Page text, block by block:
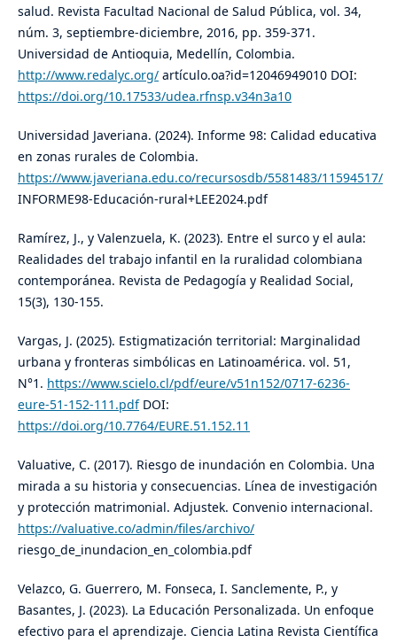
salud. Revista Facultad Nacional de Salud Pública, vol. 34,
núm. 3, septiembre-diciembre, 2016, pp. 359-371.
Universidad de Antioquia, Medellín, Colombia.
http://www.redalyc.org/artículo.oa?id=12046949010 DOI:
https://doi.org/10.17533/udea.rfnsp.v34n3a10
Universidad Javeriana. (2024). Informe 98: Calidad educativa
en zonas rurales de Colombia.
https://www.javeriana.edu.co/recursosdb/5581483/11594517/
INFORME98-Educación-rural+LEE2024.pdf
Ramírez, J., y Valenzuela, K. (2023). Entre el surco y el aula:
Realidades del trabajo infantil en la ruralidad colombiana
contemporánea. Revista de Pedagogía y Realidad Social,
15(3), 130-155.
Vargas, J. (2025). Estigmatización territorial: Marginalidad
urbana y fronteras simbólicas en Latinoamérica. vol. 51,
N°1. https://www.scielo.cl/pdf/eure/v51n152/0717-6236-
eure-51-152-111.pdfDOI:
https://doi.org/10.7764/EURE.51.152.11
Valuative, C. (2017). Riesgo de inundación en Colombia. Una
mirada a su historia y consecuencias. Línea de investigación
y protección matrimonial. Adjustek. Convenio internacional.
https://valuative.co/admin/files/archivo/
riesgo_de_inundacion_en_colombia.pdf
Velazco, G. Guerrero, M. Fonseca, I. Sanclemente, P., y
Basantes, J. (2023). La Educación Personalizada. Un enfoque
efectivo para el aprendizaje. Ciencia Latina Revista Científica